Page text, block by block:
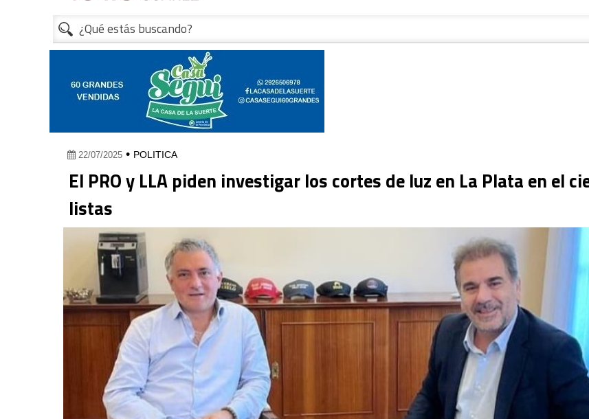
22/07/2025 • POLITICA
El PRO y LLA piden investigar los cortes de luz en La Plata en el
listas